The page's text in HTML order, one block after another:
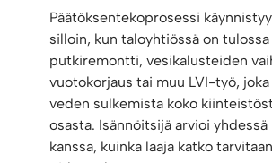
Päätöksentekoprosessi
silloin, kun taloyhtiössä on tulossa
putkiremontti, vesikalusteiden
vuotokorjaus tai muu LVI-työ,
veden sulkemista koko
osasta. Isännöitsijä arvioi
kanssa, kuinka laaja katko